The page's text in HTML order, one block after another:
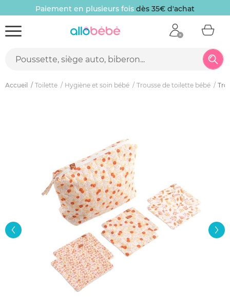
Paiement en plusieurs fois dès 35€ d'achat
Accueil Toilette Hygiène et soin bébé Trousse de toilette bébé